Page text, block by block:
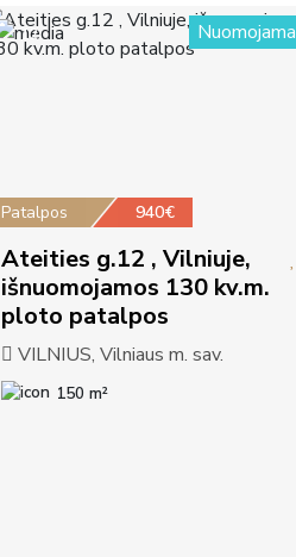
12 Nuomojama
Patalpos 940€
Ateities g.12 , Vilniuje,
išnuomojamos 130 kv.m.
ploto patalpos
VILNIUS, Vilniaus m. sav.
150 m²